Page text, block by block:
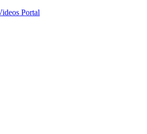
Portal